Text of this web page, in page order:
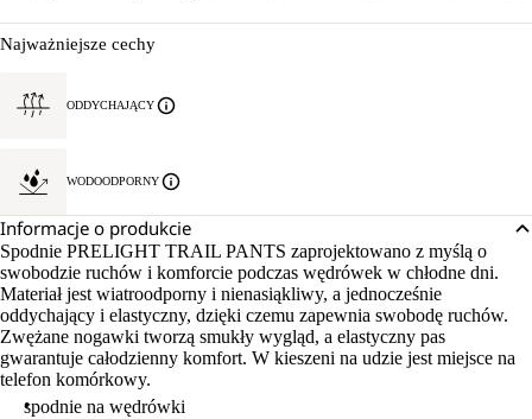
Najważniejsze cechy
ODDYCHAJĄCY
WODOODPORNY
Informacje o produkcie
Spodnie PRELIGHT TRAIL PANTS zaprojektowano z myślą o
swobodzie ruchów i komforcie podczas wędrówek w chłodne dni.
Materiał jest wiatroodporny i nienasiąkliwy, a jednocześnie
oddychający i elastyczny, dzięki czemu zapewnia swobodę ruchów.
Zwężane nogawki tworzą smukły wygląd, a elastyczny pas
gwarantuje całodzienny komfort. W kieszeni na udzie jest miejsce na
telefon komórkowy.
spodnie na wędrówki